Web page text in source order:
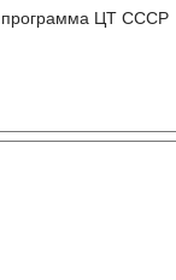
программа ЦТ СССР